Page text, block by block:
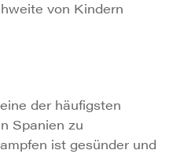
von Kindern
der häufigsten
Spanien zu
ist gesünder und